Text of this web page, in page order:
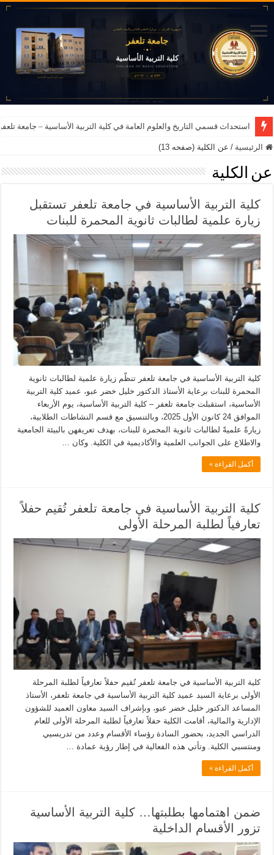
استحداث قسمي التاريخ والعلوم العامة في كلية التربية الأساسية – جامعة تلعفر للعام
الرئيسية / عن الكلية (صفحه 13)
عن الكلية
كلية التربية الأساسية في جامعة تلعفر تستقبل
زيارة علمية لطالبات ثانوية المحمرة للبنات
كلية التربية الأساسية في جامعة تلعفر تنظّم زيارة علمية لطالبات ثانوية
المحمرة للبنات برعاية الأستاذ الدكتور خليل خضر عبو، عميد كلية التربية
الأساسية، استقبلت جامعة تلعفر – كلية التربية الأساسية، يوم الأربعاء
الموافق 24 كانون الأول 2025، وبالتنسيق مع قسم النشاطات الطلابية،
زيارةً علميةً لطالبات ثانوية المحمرة للبنات، بهدف تعريفهن بالبيئة الجامعية
والاطلاع على الجوانب العلمية والأكاديمية في الكلية. وكان …
أكمل القراءة »
كلية التربية الأساسية في جامعة تلعفر تُقيم حفلاً
تعارفياً لطلبة المرحلة الأولى
كلية التربية الأساسية في جامعة تلعفر تُقيم حفلاً تعارفياً لطلبة المرحلة
الأولى برعاية السيد عميد كلية التربية الأساسية في جامعة تلعفر، الأستاذ
المساعد الدكتور خليل خضر عبو، وبإشراف السيد معاون العميد للشؤون
الإدارية والمالية، أقامت الكلية حفلاً تعارفياً لطلبة المرحلة الأولى للعام
الدراسي الجديد، بحضور السادة رؤساء الأقسام وعدد من تدريسيي
ومنتسبي الكلية. وتأتي هذه الفعالية في إطار رؤية عمادة …
أكمل القراءة »
ضمن اهتمامها بطلبتها… كلية التربية الأساسية
تزور الأقسام الداخلية